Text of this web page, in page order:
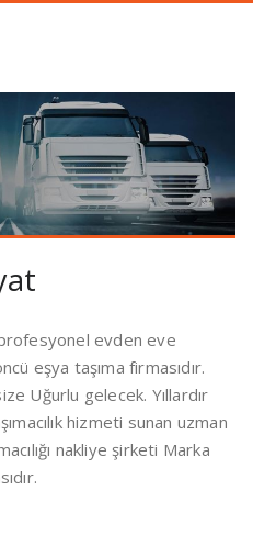
evden eve
eşya taşıma firmasıdır.
Uğurlu gelecek. Yıllardır
hizmeti sunan uzman
nakliye şirketi Marka